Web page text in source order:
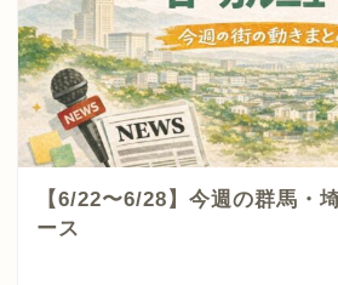
【6/22〜6/28】今週の群馬・
ース